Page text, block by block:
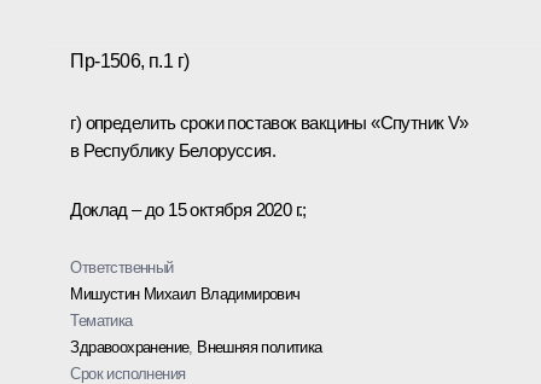
Пр-1506, п.1 г)
г) определить сроки поставок вакцины «Спутник V»
в Республику Белоруссия.
Доклад – до 15 октября 2020 г.;
Ответственный
Мишустин Михаил Владимирович
Тематика
Здравоохранение, Внешняя политика
Срок исполнения